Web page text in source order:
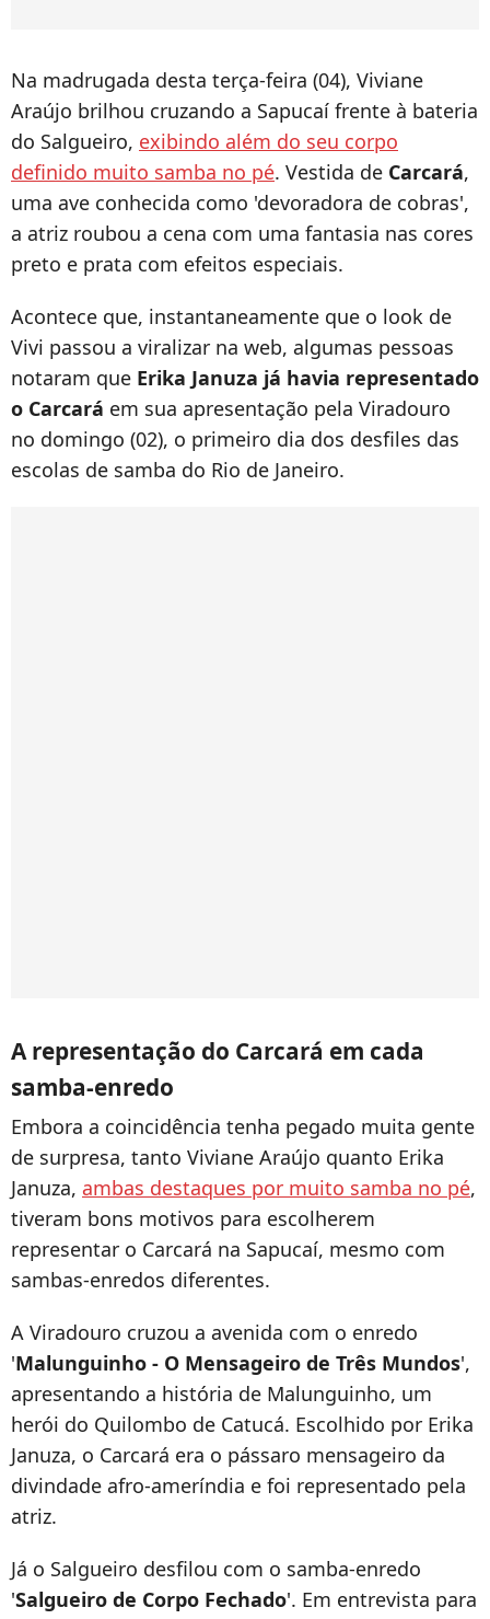
Na madrugada desta terça-feira (04), Viviane
Araújo brilhou cruzando a Sapucaí frente à bateria
do Salgueiro, exibindo além do seu corpo
definido muito samba no pé. Vestida de Carcará,
uma ave conhecida como 'devoradora de cobras',
a atriz roubou a cena com uma fantasia nas cores
preto e prata com efeitos especiais.
Acontece que, instantaneamente que o look de
Vivi passou a viralizar na web, algumas pessoas
notaram que Erika Januza já havia representado
o Carcará em sua apresentação pela Viradouro
no domingo (02), o primeiro dia dos desfiles das
escolas de samba do Rio de Janeiro.
A representação do Carcará em cada
samba-enredo
Embora a coincidência tenha pegado muita gente
de surpresa, tanto Viviane Araújo quanto Erika
Januza, ambas destaques por muito samba no pé,
tiveram bons motivos para escolherem
representar o Carcará na Sapucaí, mesmo com
sambas-enredos diferentes.
A Viradouro cruzou a avenida com o enredo
'Malunguinho - O Mensageiro de Três Mundos',
apresentando a história de Malunguinho, um
herói do Quilombo de Catucá. Escolhido por Erika
Januza, o Carcará era o pássaro mensageiro da
divindade afro-ameríndia e foi representado pela
atriz.
Já o Salgueiro desfilou com o samba-enredo
'Salgueiro de Corpo Fechado'. Em entrevista para